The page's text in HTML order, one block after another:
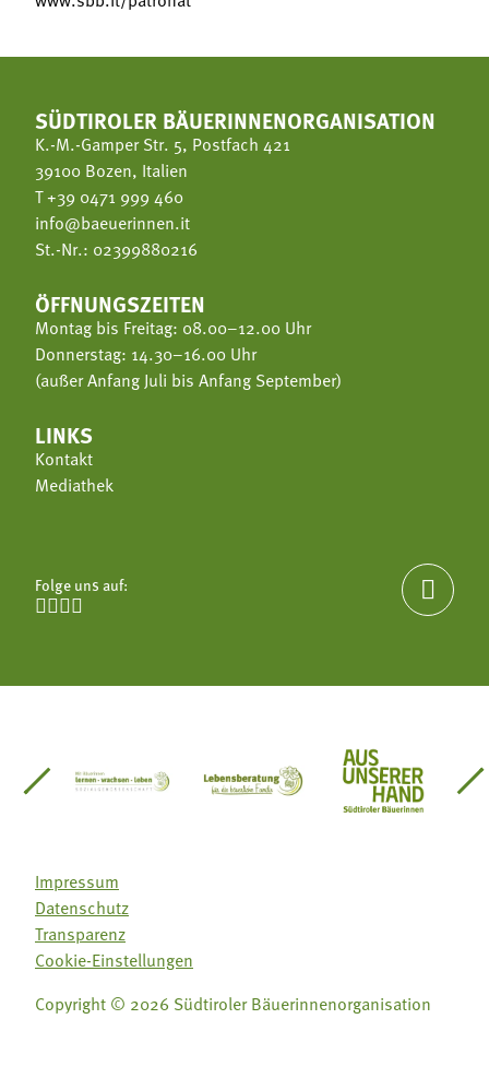
SÜDTIROLER BÄUERINNENORGANISATION
K.-M.-Gamper Str. 5, Postfach 421
39100 Bozen, Italien
T+39 0471 999 460
info@baeuerinnen.it
St.-Nr.: 02399880216
ÖFFNUNGSZEITEN
Montag bis Freitag: 08.00–12.00 Uhr
Donnerstag: 14.30–16.00 Uhr
(außer Anfang Juli bis Anfang September)
LINKS
Kontakt
Mediathek
Folge uns auf:
   

Südtirol
Gärtnervereinigung
Sozialgenossenschaft Mit Bäuerinnen lernen -
Lebensberatung für dieAus unserer
Impressum
Datenschutz
Transparenz
Cookie-Einstellungen
Copyright © 2026 Südtiroler Bäuerinnenorganisation